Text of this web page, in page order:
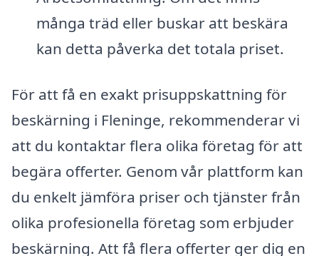
många träd eller buskar att beskära
kan detta påverka det totala priset.
För att få en exakt prisuppskattning för
beskärning i Fleninge, rekommenderar vi
att du kontaktar flera olika företag för att
begära offerter. Genom vår plattform kan
du enkelt jämföra priser och tjänster från
olika profesionella företag som erbjuder
beskärning. Att få flera offerter ger dig en